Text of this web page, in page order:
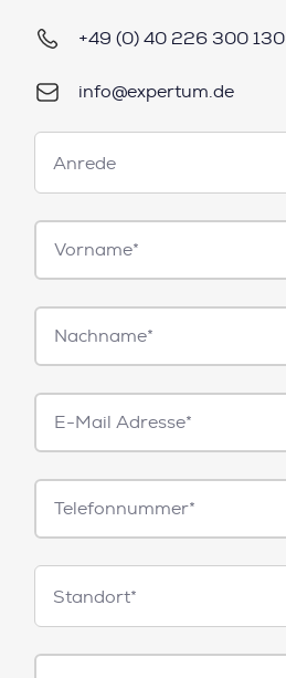
+49 (0) 40 226 300 130
info@expertum.de
Anrede
Anrede
Vorname*
Nachname*
E-
Mail*
Telefonnummer
Standorte
Standort*
Freitext